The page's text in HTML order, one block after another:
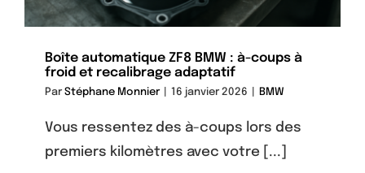
Boîte automatique ZF8 BMW : à-coups à
froid et recalibrage adaptatif
ParStéphane Monnier 16 janvier 2026 BMW
Vous ressentez des à-coups lors des
premiers kilomètres avec votre [...]